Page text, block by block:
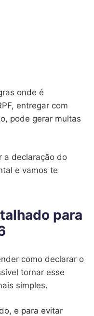
onde é
entregar com
pode gerar multas
a declaração do
e vamos te
para
como declarar o
tornar esse
simples.
e para evitar